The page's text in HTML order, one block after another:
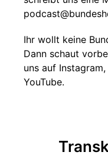
Ihr wollt keine
Dann schaut
uns auf
YouTube.